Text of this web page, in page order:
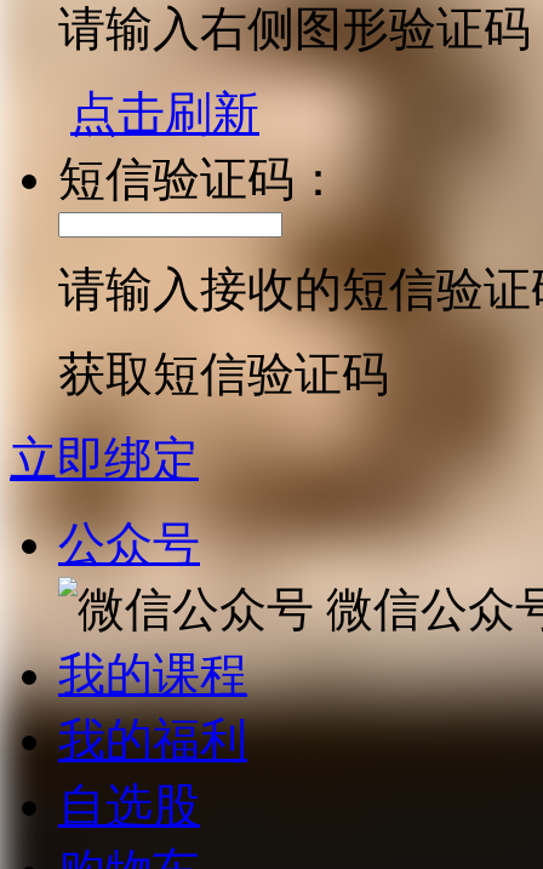
请输入右侧图形验证码
点击刷新
短信验证码：
请输入接收的短信验证
获取短信验证码
立即绑定
公众号
微信公众
我的课程
我的福利
自选股